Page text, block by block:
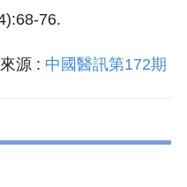
76.
源 : 中國醫訊第172期